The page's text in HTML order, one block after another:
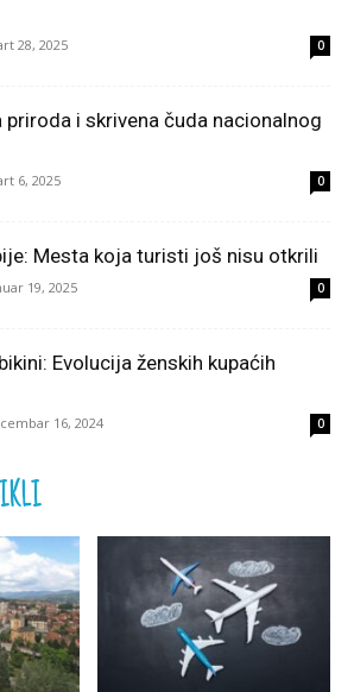
28, 2025 0
priroda i skrivena čuda nacionalnog
6, 2025 0
Mesta koja turisti još nisu otkrili
19, 2025 0
Evolucija ženskih kupaćih
16, 2024 0